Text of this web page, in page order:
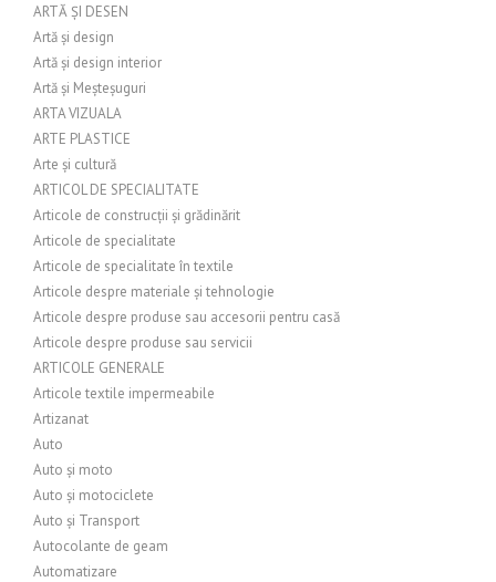
ARTĂ ȘI DESEN
Artă și design
Artă și design interior
Artă și Meșteșuguri
ARTA VIZUALA
ARTE PLASTICE
Arte și cultură
ARTICOL DE SPECIALITATE
Articole de construcții și grădinărit
Articole de specialitate
Articole de specialitate în textile
Articole despre materiale și tehnologie
Articole despre produse sau accesorii pentru casă
Articole despre produse sau servicii
ARTICOLE GENERALE
Articole textile impermeabile
Artizanat
Auto
Auto și moto
Auto și motociclete
Auto și Transport
Autocolante de geam
Automatizare